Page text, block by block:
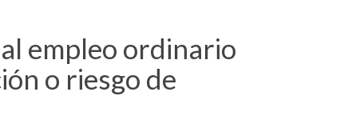
empleo ordinario
o riesgo de